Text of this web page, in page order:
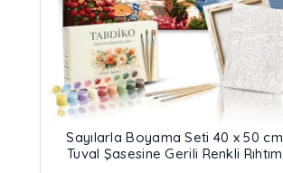
Sayılarla Boyama Seti 40 x 50 cm
Tuval Şasesine Gerili Renkli Rıhtım